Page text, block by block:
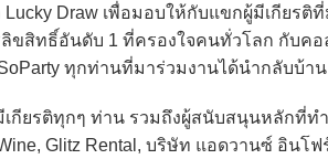
Draw เพื่อมอบให้กับแขกผู้มีเกียรติ
ขสิทธิ์อันดับ 1 ที่ครองใจคนทั่วโลก กับคอ
ทุกท่านที่มาร่วมงานได้นำกลับบ้าน
ติทุกๆ ท่าน รวมถึงผู้สนับสนุนหลักที่ทำใ
Glitz Rental, บริษัท แอดวานซ์ อิน